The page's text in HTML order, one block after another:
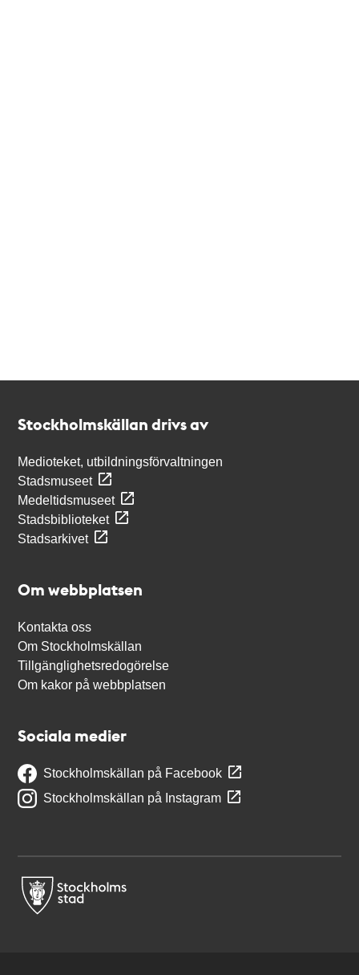
Stockholmskällan drivs av
Medioteket, utbildningsförvaltningen
Stadsmuseet
Medeltidsmuseet
Stadsbiblioteket
Stadsarkivet
Om webbplatsen
Kontakta oss
Om Stockholmskällan
Tillgänglighetsredogörelse
Om kakor på webbplatsen
Sociala medier
Stockholmskällan på Facebook
Stockholmskällan på Instagram